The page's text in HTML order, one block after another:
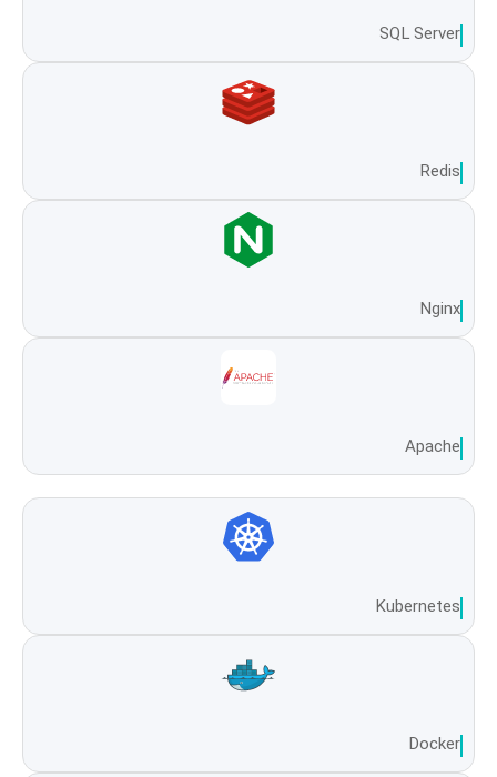
SQL Server
Redis
Nginx
Apache
Kubernetes
Docker